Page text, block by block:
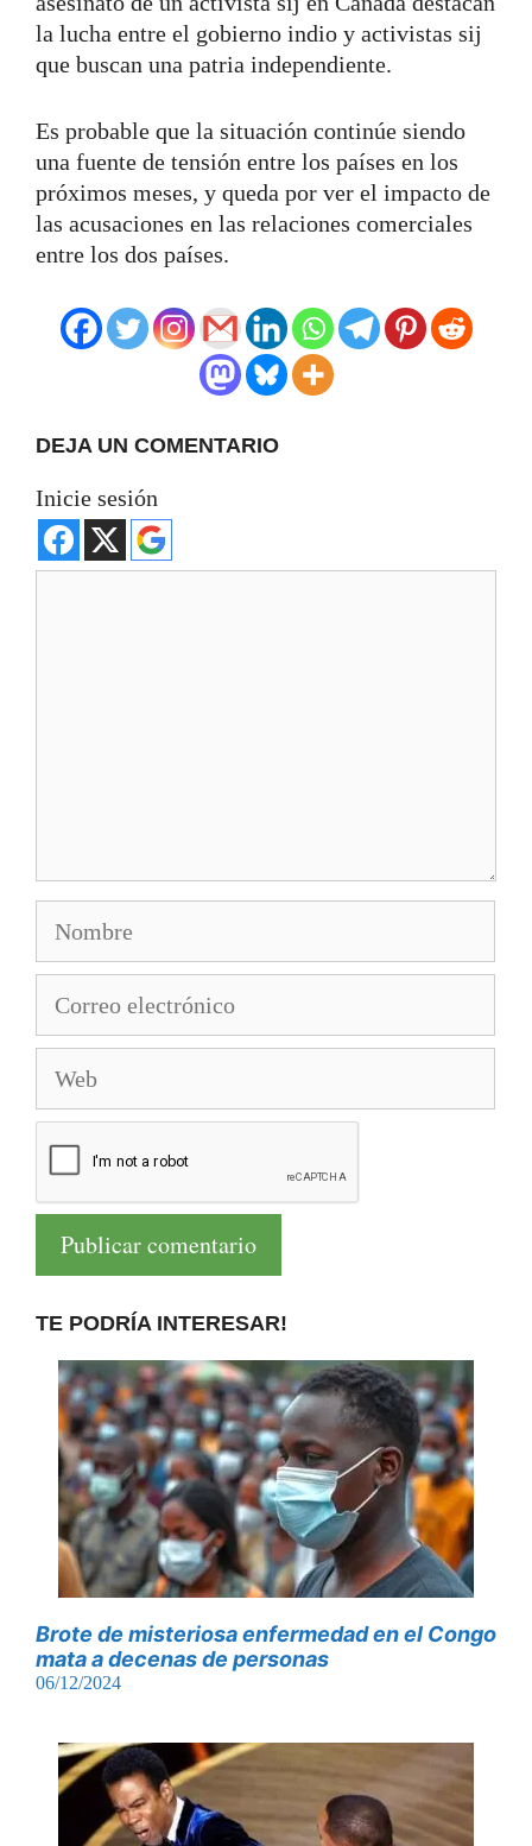
la lucha entre el gobierno indio y activistas sij
que buscan una patria independiente.
Es probable que la situación continúe siendo
una fuente de tensión entre los países en los
próximos meses, y queda por ver el impacto de
las acusaciones en las relaciones comerciales
entre los dos países.
DEJA UN COMENTARIO
Inicie sesión
electrónico
TE PODRÍA INTERESAR!
Brote de misteriosa enfermedad en el Congo
mata a decenas de personas
06/12/2024